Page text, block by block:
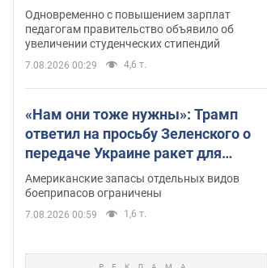
Одновременно с повышением зарплат
педагогам правительство объявило об
увеличении студенческих стипендий
7.08.2026 00:29 4,6 т.
«Нам они тоже нужны»: Трамп
ответил на просьбу Зеленского о
передаче Украине ракет для
Patriot
Американские запасы отдельных видов
боеприпасов ограничены
7.08.2026 00:59 1,6 т.